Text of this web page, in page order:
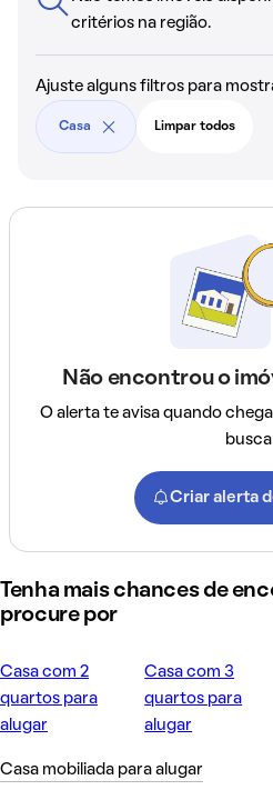
critérios na região.
Ajuste alguns filtros para
Casa Limpar todos
Não encontrou o
O alerta te avisa quando
busca
Criar alerta
Tenha mais chances de
procure por
Casa com 2
quartos para
alugar
Casa com 3
quartos para
alugar
Casa mobiliada para alugar